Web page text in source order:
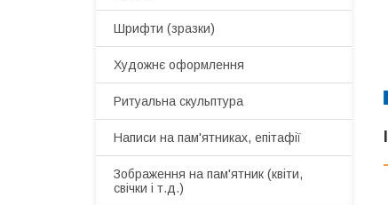
Шрифти (зразки)
Художнє оформлення
Ритуальна скульптура
Написи на пам'ятниках, епітафії
Зображення на пам'ятник (квіти,
свічки і т.д.)